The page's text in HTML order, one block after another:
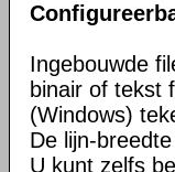
Ingebouwde
binair of tekst
(Windows)
De lijn-
U kunt zelfs